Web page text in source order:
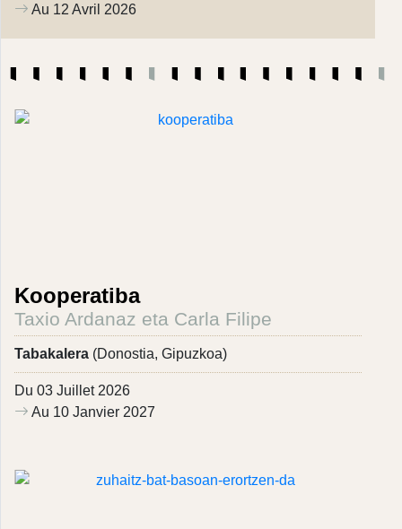
Au 12 Avril 2026
Kooperatiba
Taxio Ardanaz eta Carla Filipe
Tabakalera (Donostia, Gipuzkoa)
Du 03 Juillet 2026
Au 10 Janvier 2027